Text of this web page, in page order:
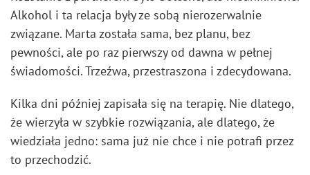
Alkohol i ta relacja były ze sobą nierozerwalnie
związane. Marta została sama, bez planu, bez
pewności, ale po raz pierwszy od dawna w pełnej
świadomości. Trzeźwa, przestraszona i zdecydowana.
Kilka dni później zapisała się na terapię. Nie dlatego,
że wierzyła w szybkie rozwiązania, ale dlatego, że
wiedziała jedno: sama już nie chce i nie potrafi przez
to przechodzić.